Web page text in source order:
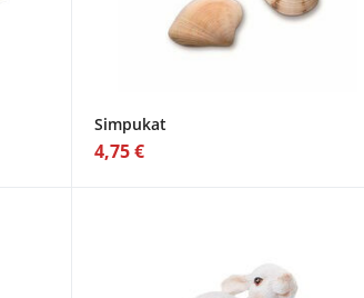
Simpukat
4,75 €